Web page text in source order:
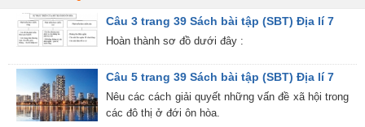
Câu 3 trang 39 Sách bài tập (SBT) Địa lí 7
Hoàn thành sơ đồ dưới đây :
Câu 5 trang 39 Sách bài tập (SBT) Địa lí 7
Nêu các cách giải quyết những vấn đề xã hội trong
các đô thị ở đới ôn hòa.